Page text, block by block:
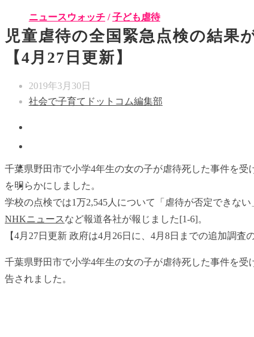
ニュースウォッチ /子ども虐待
児童虐待の全国緊急点検の結
【4月27日更新】
2019年3月30日
社会で子育てドットコム編集部
千葉県野田市で小学4年生の女の子が虐待死した事件を
を明らかにしました。
学校の点検では1万2,545人について「虐待が否定できな
NHKニュース など報道各社が報じました[1-6]。
【4月27日更新 政府は4月26日に、4月8日までの追加調
千葉県野田市で小学4年生の女の子が虐待死した事件を
告されました。